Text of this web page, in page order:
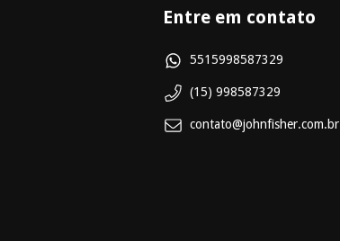
Entre em contato
5515998587329
(15) 998587329
contato@johnfisher.com.br